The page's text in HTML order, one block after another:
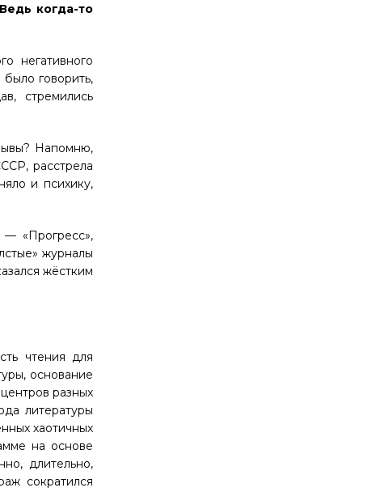
когда-то
негативного
говорить,
стремились
Напомню,
расстрела
и психику,
«Прогресс»,
журналы
жёстким
чтения для
основание
разных
литературы
хаотичных
на основе
длительно,
сократился